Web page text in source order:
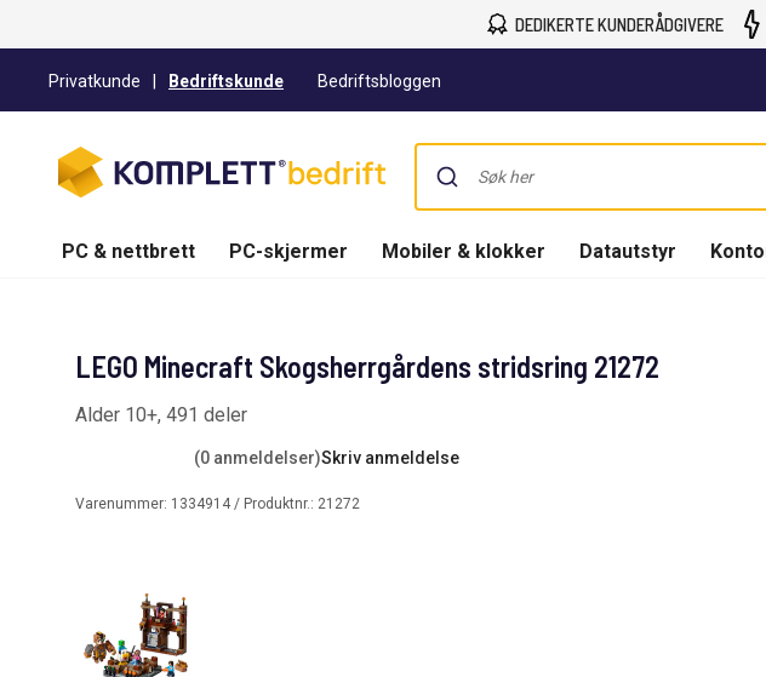
DEDIKERTE KUNDERÅDGIVERE
Privatkunde Bedriftskunde Bedriftsbloggen
PC & nettbrett PC-skjermer Mobiler & klokker Datautstyr
LEGO Minecraft Skogsherrgårdens stridsring 21272
Alder 10+, 491 deler
(0 anmeldelser)Skriv anmeldelse
Varenummer: 1334914 / Produktnr.: 21272